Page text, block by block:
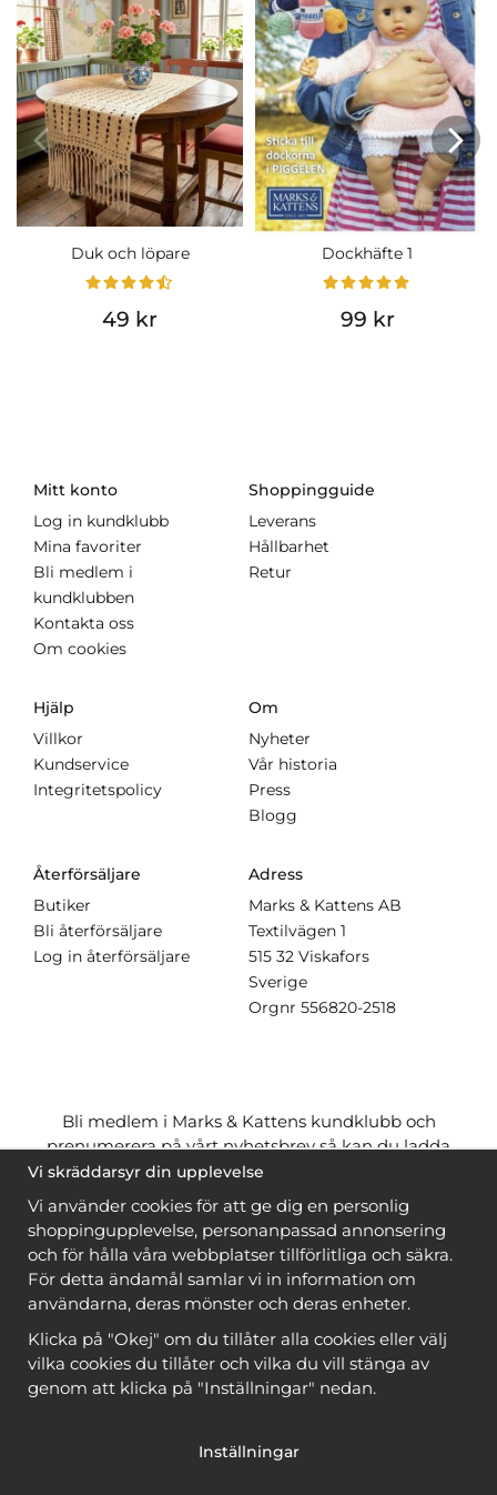
Duk och löpare
49 kr
Dockhäfte 1
99 kr
Mitt konto
Log in kundklubb
Mina favoriter
Bli medlem i
kundklubben
Kontakta oss
Om cookies
Shoppingguide
Leverans
Hållbarhet
Retur
Hjälp
Villkor
Kundservice
Integritetspolicy
Om
Nyheter
Vår historia
Press
Blogg
Återförsäljare
Butiker
Bli återförsäljare
Log in återförsäljare
Adress
Marks & Kattens AB
Textilvägen 1
515 32 Viskafors
Sverige
Orgnr 556820-2518
Bli medlem i Marks & Kattens kundklubb och
prenumerera på vårt nyhetsbrev så kan du ladda
ner många mönstergratisoch få många
när du handlar garn till mönstret. Du ser vilka som
är
gratis när du är inloggad
Bli medlem
Copyright © 2026, Marks & Kattens AB
Vi skräddarsyr din upplevelse
Vi använder cookies för att ge dig en personlig
shoppingupplevelse, personanpassad annonsering
och för hålla våra webbplatser tillförlitliga och säkra.
För detta ändamål samlar vi in information om
användarna, deras mönster och deras enheter.
Klicka på "Okej" om du tillåter alla cookies eller välj
vilka cookies du tillåter och vilka du vill stänga av
genom att klicka på "Inställningar" nedan.
Inställningar